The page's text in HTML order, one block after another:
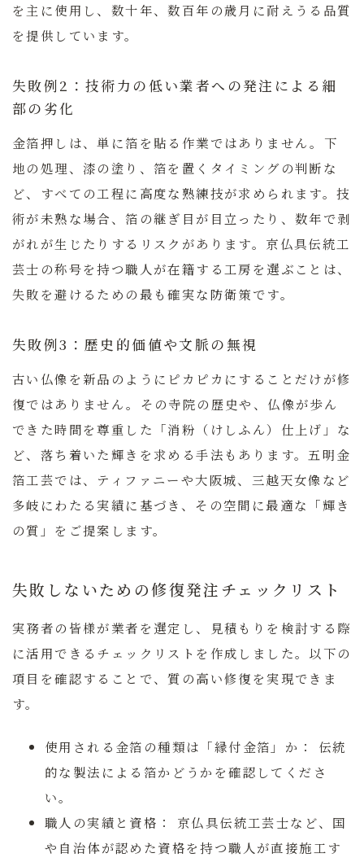
を主に使用し、数十年、数百年の歳月に耐えうる品質
を提供しています。
失敗例2：技術力の低い業者への発注による細
部の劣化
金箔押しは、単に箔を貼る作業ではありません。下
地の処理、漆の塗り、箔を置くタイミングの判断な
ど、すべての工程に高度な熟練技が求められます。技
術が未熟な場合、箔の継ぎ目が目立ったり、数年で剥
がれが生じたりするリスクがあります。 京仏具伝統工
芸士の称号を持つ職人が在籍する工房を選ぶことは、
失敗を避けるための最も確実な防衛策です。
失敗例3：歴史的価値や文脈の無視
古い仏像を新品のようにピカピカにすることだけが修
復ではありません。その寺院の歴史や、仏像が歩ん
できた時間を尊重した「消粉（けしふん）仕上げ」な
ど、落ち着いた輝きを求める手法もあります。五明金
箔工芸では、ティファニーや大阪城、三越天女像など
多岐にわたる実績に基づき、その空間に最適な「輝き
の質」をご提案します。
失敗しないための修復発注チェックリスト
実務者の皆様が業者を選定し、見積もりを検討する際
に活用できるチェックリストを作成しました。以下の
項目を確認することで、質の高い修復を実現できま
す。
使用される金箔の種類は「縁付金箔」か：
伝統
的な製法による箔かどうかを確認してくださ
い。
職人の実績と資格：
京仏具伝統工芸士など、国
や自治体が認めた資格を持つ職人が直接施工す